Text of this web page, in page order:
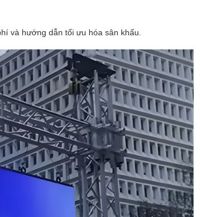
và hướng dẫn tối ưu hóa sân khấu.